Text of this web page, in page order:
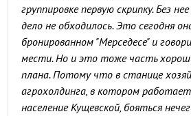
группировке первую скрипку. Без
дело не обходилось. Это сегодня
бронированном "Мерседесе" и
мести. Но и это тоже часть
плана. Потому что в станице
агрохолдинга, в котором
население Кущевской, бояться